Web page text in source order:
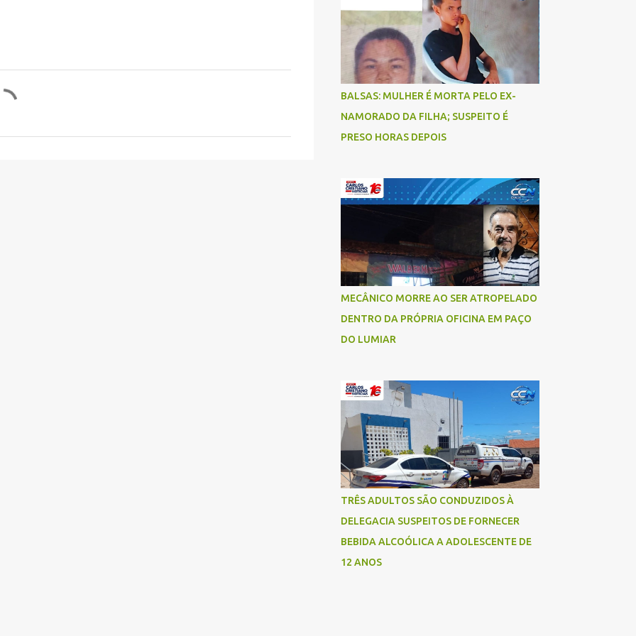
BALSAS: MULHER É MORTA PELO EX-
NAMORADO DA FILHA; SUSPEITO É
PRESO HORAS DEPOIS
MECÂNICO MORRE AO SER ATROPELADO
DENTRO DA PRÓPRIA OFICINA EM PAÇO
DO LUMIAR
TRÊS ADULTOS SÃO CONDUZIDOS À
DELEGACIA SUSPEITOS DE FORNECER
BEBIDA ALCOÓLICA A ADOLESCENTE DE
12 ANOS